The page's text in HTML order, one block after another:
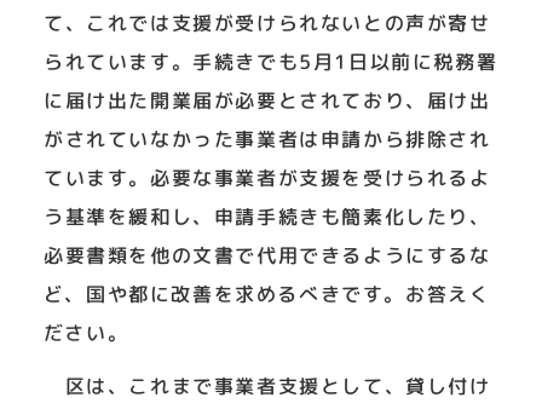
て、これでは支援が受けられないとの声が寄せ
られています。手続きでも5月1日以前に税務署
に届け出た開業届が必要とされており、届け出
がされていなかった事業者は申請から排除され
ています。必要な事業者が支援を受けられるよ
う基準を緩和し、申請手続きも簡素化したり、
必要書類を他の文書で代用できるようにするな
ど、国や都に改善を求めるべきです。お答えく
ださい。
区は、これまで事業者支援として、貸し付け